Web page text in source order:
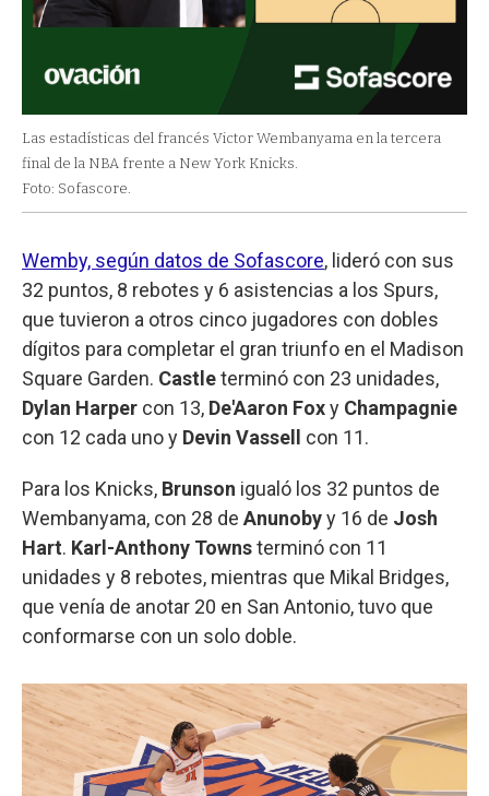
Las estadísticas del francés Victor Wembanyama en la tercera
final de la NBA frente a New York Knicks.
Foto: Sofascore.
Wemby, según datos de Sofascore, lideró con sus
32 puntos, 8 rebotes y 6 asistencias a los Spurs,
que tuvieron a otros cinco jugadores con dobles
dígitos para completar el gran triunfo en el Madison
Square Garden. Castleterminó con 23 unidades,
Dylan Harper con 13, De'Aaron Foxy Champagnie
con 12 cada uno y Devin Vassell con 11.
Para los Knicks, Brunson igualó los 32 puntos de
Wembanyama, con 28 de Anunobyy 16 de Josh
Hart. Karl-Anthony Townsterminó con 11
unidades y 8 rebotes, mientras que Mikal Bridges,
que venía de anotar 20 en San Antonio, tuvo que
conformarse con un solo doble.